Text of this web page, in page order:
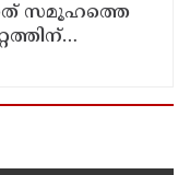
സമൂഹത്തെ